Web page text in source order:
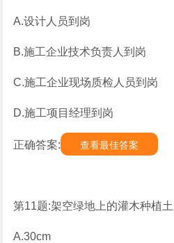
A.设计人员到岗
B.施工企业技术负责人到岗
C.施工企业现场质检人员到岗
D.施工项目经理到岗
正确答案: 查看最佳答案
第11题:架空绿地上的灌木种植
A.30cm